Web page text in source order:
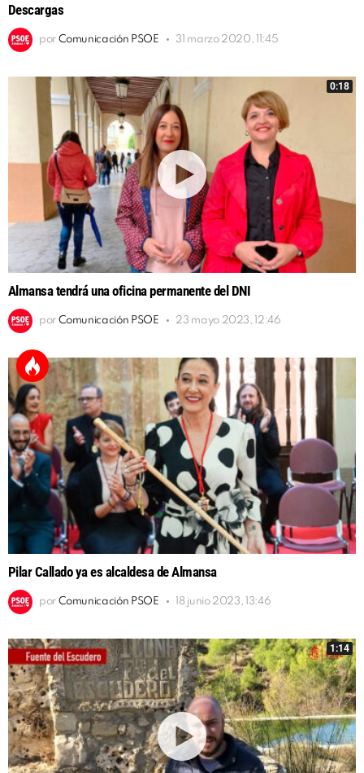
Descargas
por Comunicación PSOE 31 marzo 2020, 11:45
0:18
Almansa tendrá una oficina permanente del DNI
por Comunicación PSOE 23 mayo 2023, 12:46
Pilar Callado ya es alcaldesa de Almansa
por Comunicación PSOE 18 junio 2023, 13:46
1:14